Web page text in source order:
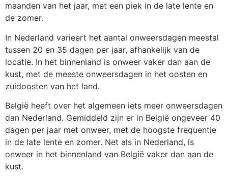
maanden van het jaar, met een piek in de late lente en
de zomer.
In Nederland varieert het aantal onweersdagen meestal
tussen 20 en 35 dagen per jaar, afhankelijk van de
locatie. In het binnenland is onweer vaker dan aan de
kust, met de meeste onweersdagen in het oosten en
zuidoosten van het land.
België heeft over het algemeen iets meer onweersdagen
dan Nederland. Gemiddeld zijn er in België ongeveer 40
dagen per jaar met onweer, met de hoogste frequentie
in de late lente en zomer. Net als in Nederland, is
onweer in het binnenland van België vaker dan aan de
kust.